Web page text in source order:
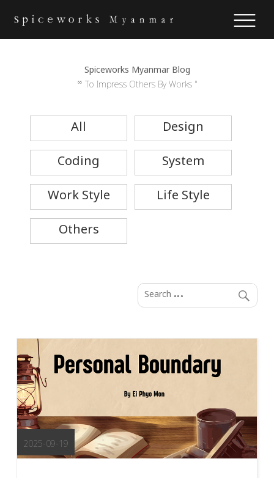
Spiceworks Myanmar Blog
“ To Impress Others By Works "
All
Design
Coding
System
Work Style
Life Style
Others
2025-09-19